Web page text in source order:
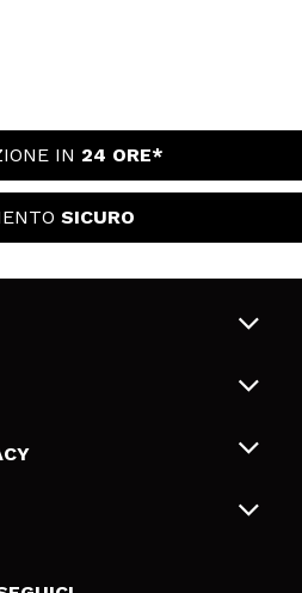
IN 24 ORE*
SICURO